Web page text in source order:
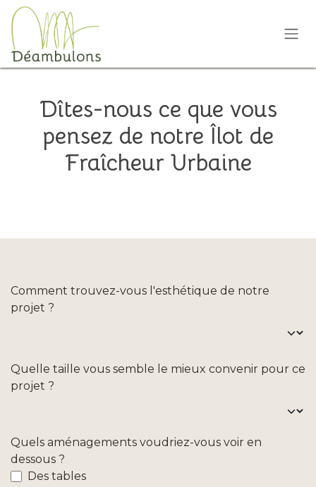
Se rendre au contenu
Dîtes-nous ce que vous
pensez de notre Îlot de
Fraîcheur Urbaine
Comment trouvez-vous l'esthétique de notre
projet ?
Quelle taille vous semble le mieux convenir pour ce
projet ?
Quels aménagements voudriez-vous voir en
dessous ?
Des tables